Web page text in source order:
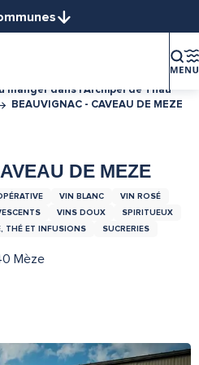
Mèze
manger dans l’Archipel de Thau
BEAUVIGNAC - CAVEAU DE MEZE
DE MEZE
VIN BLANC
VIN ROSÉ
VINS DOUX
SPIRITUEUX
THÉ ET INFUSIONS SUCRERIES
Mèze